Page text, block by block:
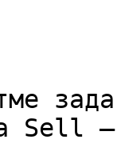
Sell